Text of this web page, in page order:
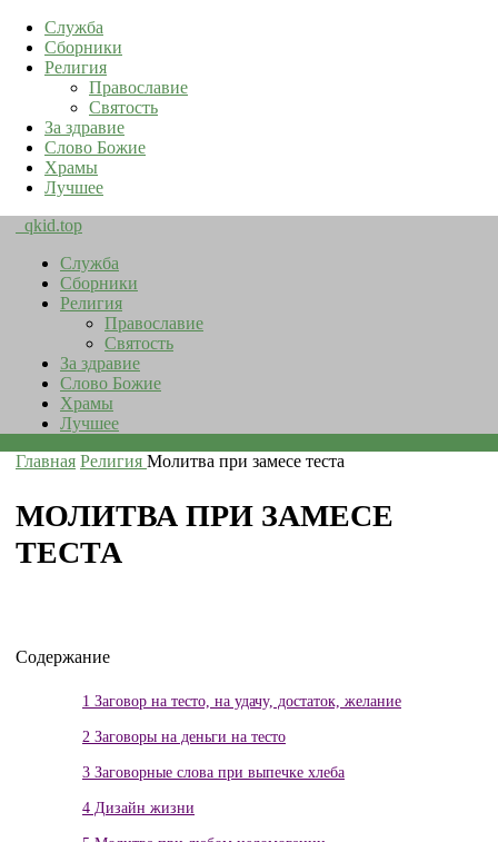
Служба
Сборники
Религия
Православие
Святость
За здравие
Слово Божие
Храмы
Лучшее
qkid.top
Служба
Сборники
Религия
Православие
Святость
За здравие
Слово Божие
Храмы
Лучшее
Главная Религия Молитва при замесе теста
МОЛИТВА ПРИ ЗАМЕСЕ
ТЕСТА
Содержание
1 Заговор на тесто, на удачу, достаток, желание
2 Заговоры на деньги на тесто
3 Заговорные слова при выпечке хлеба
4 Дизайн жизни